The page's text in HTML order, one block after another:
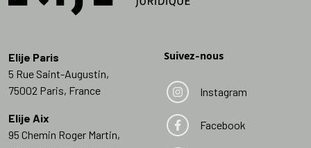
Elije Paris
5 Rue Saint-Augustin,
75002 Paris, France
Elije Aix
95 Chemin Roger Martin,
Suivez-nous
Instagram
Facebook